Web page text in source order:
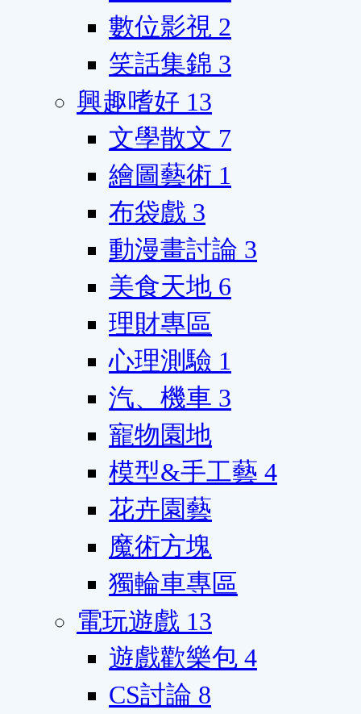
數位影視 2
笑話集錦 3
興趣嗜好 13
文學散文 7
繪圖藝術 1
布袋戲 3
動漫畫討論 3
美食天地 6
理財專區
心理測驗 1
汽、機車 3
寵物園地
模型&手工藝 4
花卉園藝
魔術方塊
獨輪車專區
電玩遊戲 13
遊戲歡樂包 4
CS討論 8